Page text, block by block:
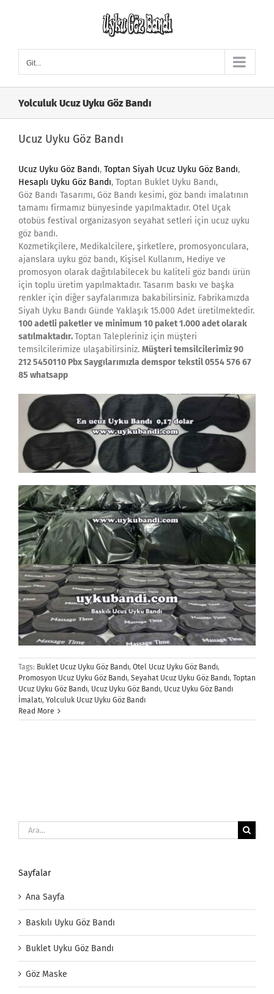
Git...
Yolculuk Ucuz Uyku Göz Bandı
Ucuz Uyku Göz Bandı
Ucuz Uyku Göz Bandı, Toptan Siyah Ucuz Uyku Göz Bandı,
Hesaplı Uyku Göz Bandı, Toptan Buklet Uyku Bandı,
Göz Bandı Tasarımı, Göz Bandı kesimi, göz bandı imalatının
tamamı firmamız bünyesinde yapılmaktadır. Otel Uçak
otobüs festival organizasyon seyahat setleri için ucuz uyku
göz bandı.
Kozmetikçilere, Medikalcilere, şirketlere, promosyonculara,
ajanslara uyku göz bandı, Kişisel Kullanım, Hediye ve
promosyon olarak dağıtılabilecek bu kaliteli göz bandı ürün
için toplu üretim yapılmaktadır. Tasarım baskı ve başka
renkler için diğer sayfalarımıza bakabilirsiniz. Fabrikamızda
Siyah Uyku Bandı Günde Yaklaşık 15.000 Adet üretilmektedir.
100 adetli paketler ve minimum 10 paket 1.000 adet olarak
satılmaktadır.Toptan Talepleriniz için müşteri
temsilcilerimize ulaşabilirsiniz. Müşteri temsilcilerimiz 90
212 5450110 Pbx Saygılarımızla demspor tekstil 0554 576 67
85 whatsapp
Tags: Buklet Ucuz Uyku Göz Bandı, Otel Ucuz Uyku Göz Bandı,
Promosyon Ucuz Uyku Göz Bandı, Seyahat Ucuz Uyku Göz Bandı, Toptan
Ucuz Uyku Göz Bandı, Ucuz Uyku Göz Bandı, Ucuz Uyku Göz Bandı
İmalatı, Yolculuk Ucuz Uyku Göz Bandı
Read More
Ara:
Sayfalar
Ana Sayfa
Baskılı Uyku Göz Bandı
Buklet Uyku Göz Bandı
Göz Maske